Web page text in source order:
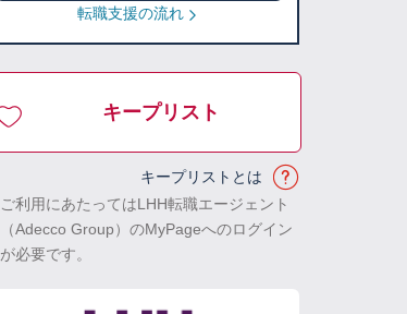
転職支援の流れ
キープリスト
キープリストとは
ご利用にあたってはLHH転職エージェント
（Adecco Group）のMyPageへのログイン
が必要です。